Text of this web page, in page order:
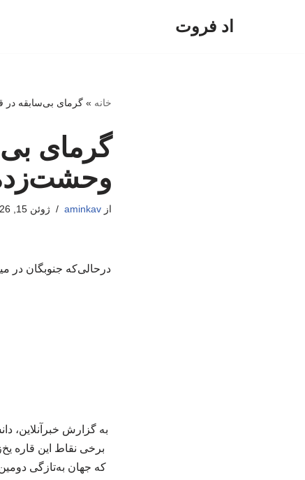
اد فروت
خانه »گرمای بی‌سابقه در
گرمای
ازaminkav ژوئن 15, 2026
درحالی‌که جنوبگان در
به گزارش خبرآنلاین،
که جهان به‌تازگی